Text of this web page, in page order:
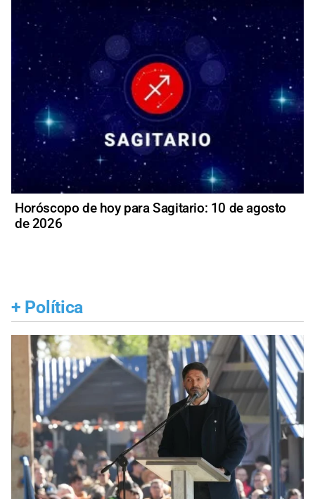
Horóscopo de hoy para Sagitario: 10 de agosto
de 2026
+ Política